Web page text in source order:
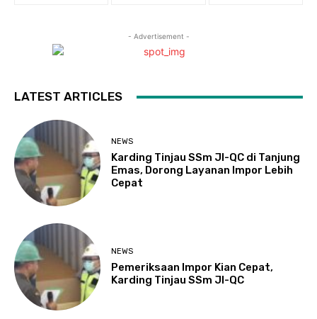
- Advertisement -
LATEST ARTICLES
NEWS
Karding Tinjau SSm JI-QC di Tanjung
Emas, Dorong Layanan Impor Lebih
Cepat
NEWS
Pemeriksaan Impor Kian Cepat,
Karding Tinjau SSm JI-QC